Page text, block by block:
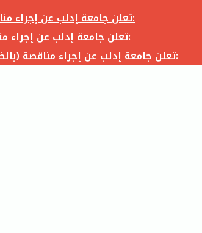
تعلن جامعة إدلب عن إجراء مناقصة (بالظرف المختوم) لأعمال بناء طابق في مبنى رئاسة الجامعة في جامعة ادلب وفق الآتي:
تعلن جامعة إدلب عن إجراء مناقصة (بالظرف المختوم) لشراء وتوريد أثاث مكاتب لزوم مكاتب وقاعات جامعة إدلب وفق الآتي:
تعلن جامعة إدلب عن إجراء مناقصة (بالظرف المختوم) لأعمال تجهيز مخبر الدراسات العليا في كلية العلوم في جامعة ادلب وفق الآتي: